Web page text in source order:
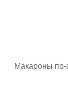
Макароны